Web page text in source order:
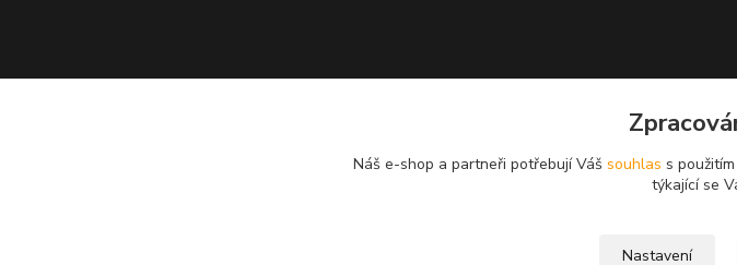
Náš e-shop a partneři potřebují Váš souhlas s
týkající se
Nastavení